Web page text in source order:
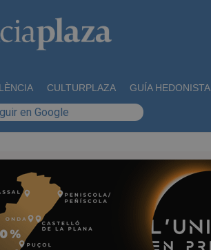
CULTURPLAZA GUÍA HEDONISTA
en Google